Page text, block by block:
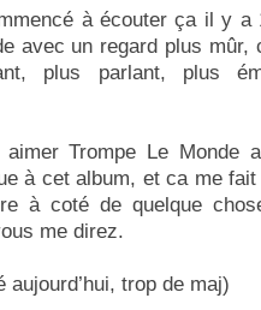
à écouter ça il y a
avec un regard plus mûr,
plus parlant, plus
Trompe Le Monde
à cet album, et ca me
à coté de quelque
me direz.
aujourd’hui, trop de maj)